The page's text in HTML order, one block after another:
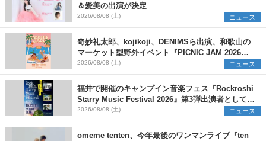
＆愛美の出演が決定
2026/08/08 (土) ニュース
奇妙礼太郎、kojikoji、DENIMSら出演、和歌山の
マーケット型野外イベント『PICNIC JAM 2026』
早割チケット発売開始
2026/08/08 (土) ニュース
福井で開催のキャンプイン音楽フェス『Rockroshi
Starry Music Festival 2026』第3弾出演者として
SCOOBIE DO、かりゆし58、Reiを発表
2026/08/08 (土) ニュース
omeme tenten、今年最後のワンマンライブ『ten